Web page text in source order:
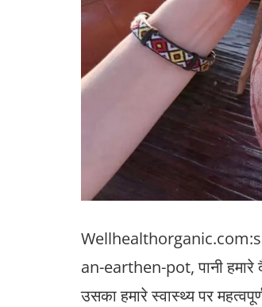
an-earthen-pot, पानी हमारे
उसका हमारे स्वास्थ्य पर